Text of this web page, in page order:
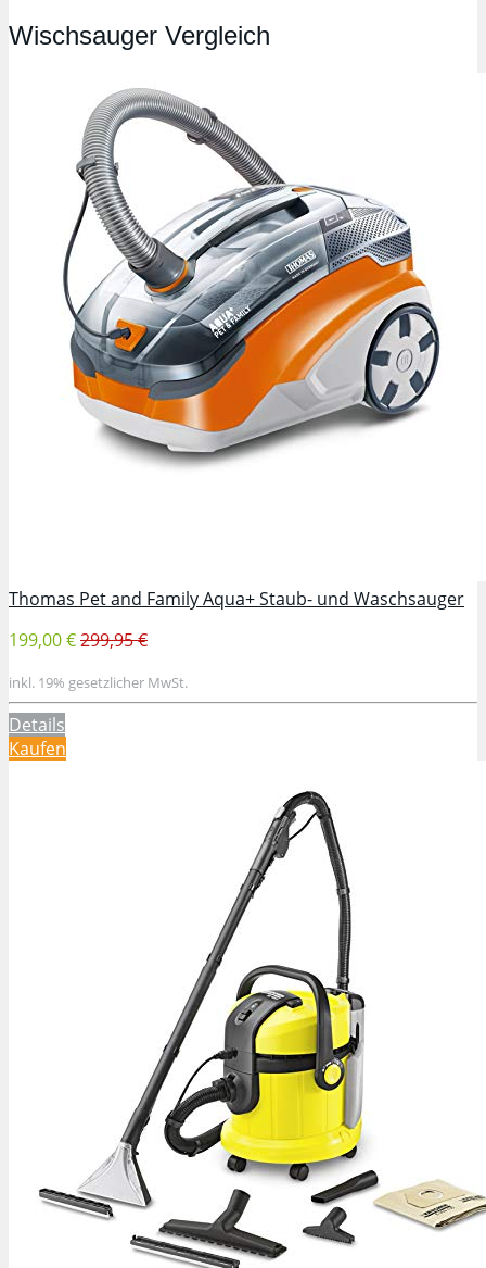
Wischsauger Vergleich
Thomas Pet and Family Aqua+ Staub- und Waschsauger
199,00 €299,95 €
inkl. 19% gesetzlicher MwSt.
Details
Kaufen